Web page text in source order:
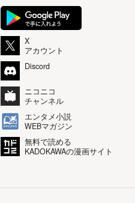
X
アカウント
Discord
ニコニコ
チャンネル
エンタメ小説
WEBマガジン
無料で読める
KADOKAWAの漫画サイト